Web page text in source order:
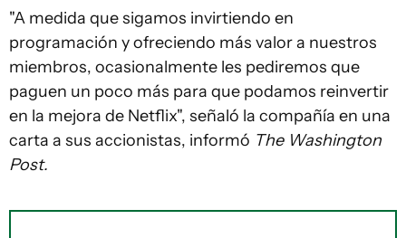
"A medida que sigamos invirtiendo en
programación y ofreciendo más valor a nuestros
miembros, ocasionalmente les pediremos que
paguen un poco más para que podamos reinvertir
en la mejora de Netflix", señaló la compañía en una
carta a sus accionistas, informó The Washington
Post.